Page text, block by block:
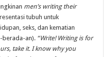
men’s writing their
tubuh untuk
seks, dan kematian
berada-an). “Write! Writing is for
take it. I know why you